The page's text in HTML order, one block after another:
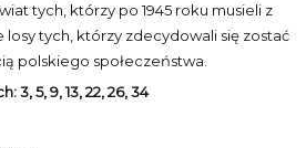
tych, którzy po 1945 roku musieli z
losy tych, którzy zdecydowali się zostać
polskiego społeczeństwa.
3, 5, 9, 13, 22, 26, 34